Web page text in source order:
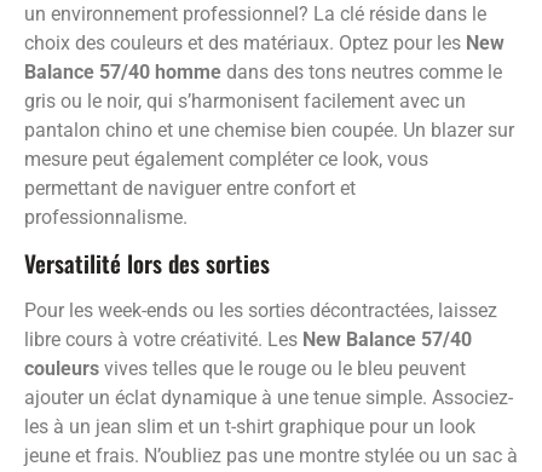
un environnement professionnel? La clé réside dans le
choix des couleurs et des matériaux. Optez pour les New
Balance 57/40 homme dans des tons neutres comme le
gris ou le noir, qui s’harmonisent facilement avec un
pantalon chino et une chemise bien coupée. Un blazer sur
mesure peut également compléter ce look, vous
permettant de naviguer entre confort et
professionnalisme.
Versatilité lors des sorties
Pour les week-ends ou les sorties décontractées, laissez
libre cours à votre créativité. Les New Balance 57/40
couleurs vives telles que le rouge ou le bleu peuvent
ajouter un éclat dynamique à une tenue simple. Associez-
les à un jean slim et un t-shirt graphique pour un look
jeune et frais. N’oubliez pas une montre stylée ou un sac à